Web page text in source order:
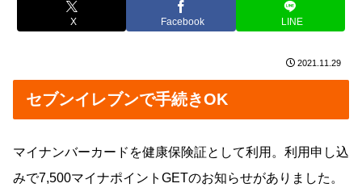
X Facebook LINE
2021.11.29
セブンイレブンで手続きOK
マイナンバーカードを健康保険証として利用。利用申し込
みで7,500マイナポイントGETのお知らせがありました。